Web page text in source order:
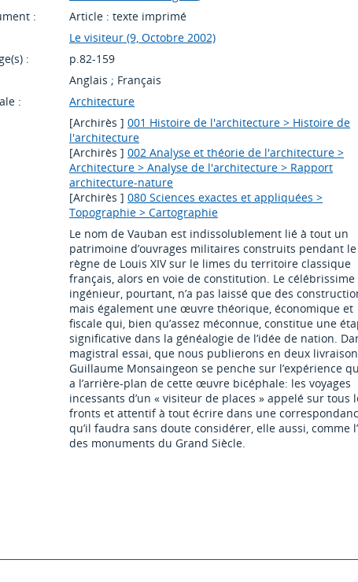
:
Article : texte imprimé
Le visiteur (9, Octobre 2002)
:
p.82-159
Anglais ; Français
:
Architecture
[Archirès ]001 Histoire de l'architecture > Histoire de
l'architecture
[Archirès ]002 Analyse et théorie de l'architecture >
Architecture > Analyse de l'architecture > Rapport
architecture-nature
[Archirès ]080 Sciences exactes et appliquées >
Topographie > Cartographie
Le nom de Vauban est indissolublement lié à tout un
patrimoine d’ouvrages militaires construits pendant le
règne de Louis XIV sur le limes du territoire classique
français, alors en voie de constitution. Le célébrissime
ingénieur, pourtant, n’a pas laissé que des
mais également une œuvre théorique, économique et
fiscale qui, bien qu’assez méconnue, constitue une
significative dans la généalogie de l’idée de nation.
magistral essai, que nous publierons en deux
Guillaume Monsaingeon se penche sur l’expérience
a l’arrière-plan de cette œuvre bicéphale: les voyages
incessants d’un « visiteur de places » appelé sur tous
fronts et attentif à tout écrire dans une
qu’il faudra sans doute considérer, elle aussi, comme
des monuments du Grand Siècle.